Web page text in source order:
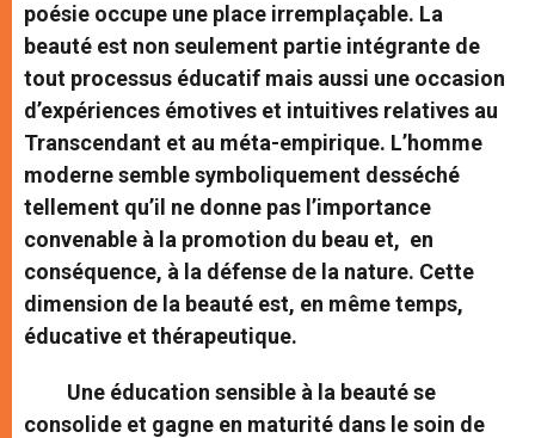
poésie occupe une place irremplaçable. La
beauté est non seulement partie intégrante de
tout processus éducatif mais aussi une occasion
d’expériences émotives et intuitives relatives au
Transcendant et au méta-empirique. L’homme
moderne semble symboliquement desséché
tellement qu’il ne donne pas l’importance
convenable à la promotion du beau et, en
conséquence, à la défense de la nature. Cette
dimension de la beauté est, en même temps,
éducative et thérapeutique.
Une éducation sensible à la beauté se
consolide et gagne en maturité dans le soin de